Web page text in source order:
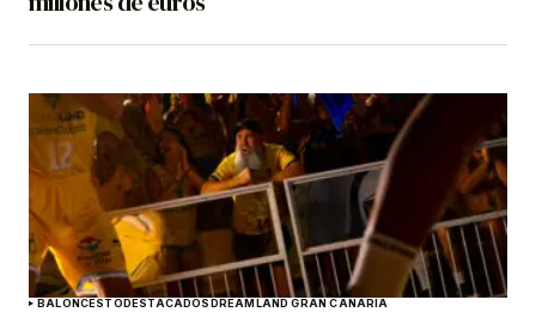
BALONCESTODESTACADOSDREAMLAND GRAN CANARIA